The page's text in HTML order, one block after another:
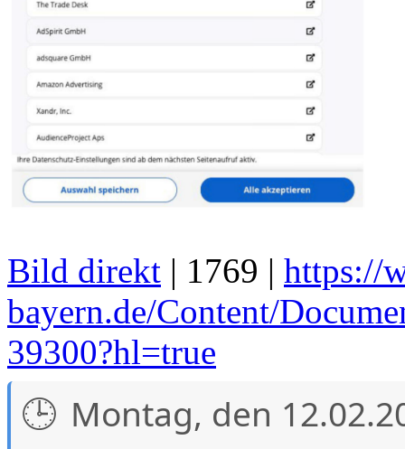
Bild direkt | 1769 | https://
bayern.de/Content/
39300?hl=true
Montag, den